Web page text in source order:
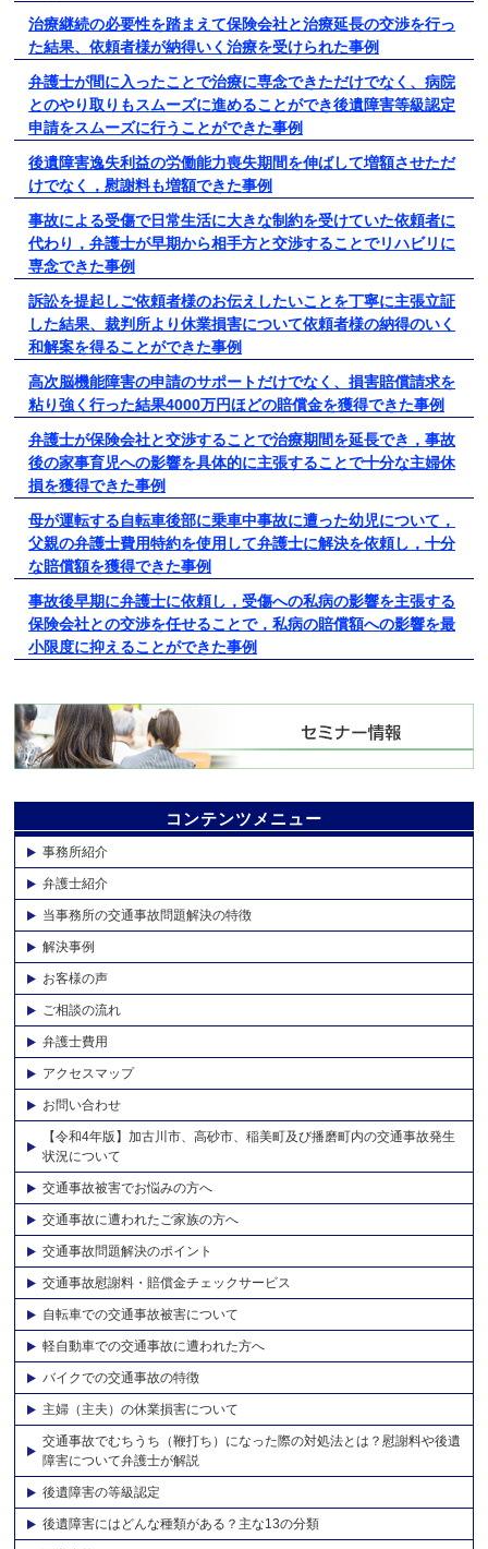
治療継続の必要性を踏まえて保険会社と治療延長の交渉を行っ
た結果、依頼者様が納得いく治療を受けられた事例
弁護士が間に入ったことで治療に専念できただけでなく、病院
とのやり取りもスムーズに進めることができ後遺障害等級認定
申請をスムーズに行うことができた事例
後遺障害逸失利益の労働能力喪失期間を伸ばして増額させただ
けでなく，慰謝料も増額できた事例
事故による受傷で日常生活に大きな制約を受けていた依頼者に
代わり，弁護士が早期から相手方と交渉することでリハビリに
専念できた事例
訴訟を提起しご依頼者様のお伝えしたいことを丁寧に主張立証
した結果、裁判所より休業損害について依頼者様の納得のいく
和解案を得ることができた事例
高次脳機能障害の申請のサポートだけでなく、損害賠償請求を
粘り強く行った結果4000万円ほどの賠償金を獲得できた事例
弁護士が保険会社と交渉することで治療期間を延長でき，事故
後の家事育児への影響を具体的に主張することで十分な主婦休
損を獲得できた事例
母が運転する自転車後部に乗車中事故に遭った幼児について，
父親の弁護士費用特約を使用して弁護士に解決を依頼し，十分
な賠償額を獲得できた事例
事故後早期に弁護士に依頼し，受傷への私病の影響を主張する
保険会社との交渉を任せることで，私病の賠償額への影響を最
小限度に抑えることができた事例
コンテンツメニュー
事務所紹介
弁護士紹介
当事務所の交通事故問題解決の特徴
解決事例
お客様の声
ご相談の流れ
弁護士費用
アクセスマップ
お問い合わせ
【令和4年版】加古川市、高砂市、稲美町及び播磨町内の交通事故発生
状況について
交通事故被害でお悩みの方へ
交通事故に遭われたご家族の方へ
交通事故問題解決のポイント
交通事故慰謝料・賠償金チェックサービス
自転車での交通事故被害について
軽自動車での交通事故に遭われた方へ
バイクでの交通事故の特徴
主婦（主夫）の休業損害について
交通事故でむちうち（鞭打ち）になった際の対処法とは？慰謝料や後遺
障害について弁護士が解説
後遺障害の等級認定
後遺障害にはどんな種類がある？主な13の分類